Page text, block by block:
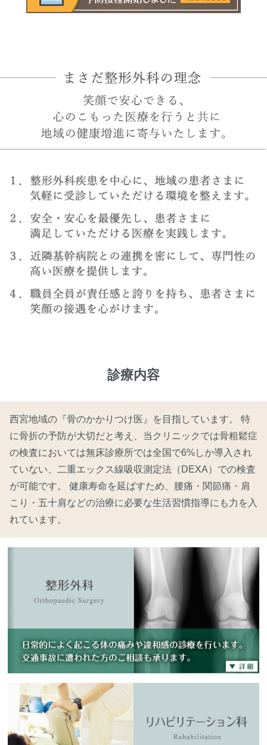
診療内容
西宮地域の『骨のかかりつけ医』を目指しています。 特
に骨折の予防が大切だと考え、当クリニックでは骨粗鬆症
の検査においては無床診療所では全国で6%しか導入され
ていない、二重エックス線吸収測定法（DEXA）での検査
が可能です。 健康寿命を延ばすため、腰痛・関節痛・肩
こり・五十肩などの治療に必要な生活習慣指導にも力を入
れています。